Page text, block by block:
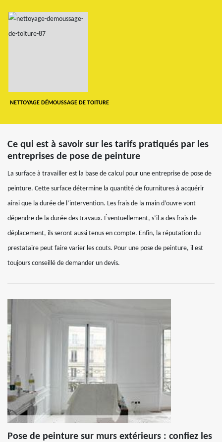
NETTOYAGE DÉMOUSSAGE DE TOITURE
Ce qui est à savoir sur les tarifs pratiqués par les
entreprises de pose de peinture
La surface à travailler est la base de calcul pour une entreprise de pose de
peinture. Cette surface détermine la quantité de fournitures à acquérir
ainsi que la durée de l’intervention. Les frais de la main d’ouvre vont
dépendre de la durée des travaux. Éventuellement, s’il a des frais de
déplacement, ils seront aussi tenus en compte. Enfin, la réputation du
prestataire peut faire varier les couts. Pour une pose de peinture, il est
toujours conseillé de demander un devis.
Pose de peinture sur murs extérieurs : confiez les